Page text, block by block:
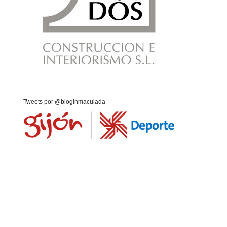
Tweets por @bloginmaculada